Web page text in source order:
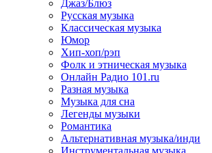
Джаз/Блюз
Русская музыка
Классическая музыка
Юмор
Хип-хоп/рэп
Фолк и этническая музыка
Онлайн Радио 101.ru
Разная музыка
Музыка для сна
Легенды музыки
Романтика
Альтернативная музыка/инди
Инструментальная музыка